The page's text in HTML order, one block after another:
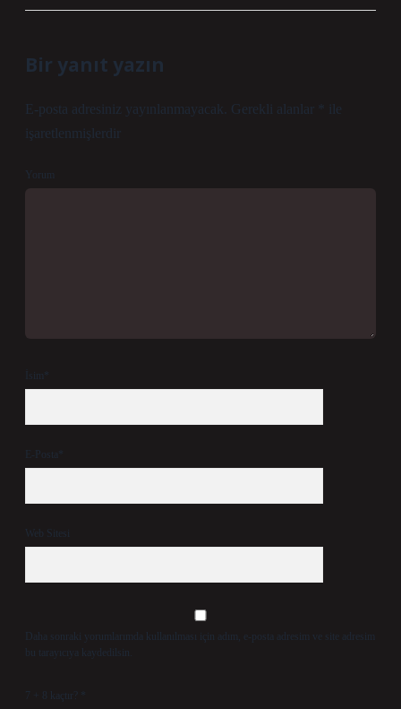
Bir yanıt yazın
E-posta adresiniz yayınlanmayacak. Gerekli alanlar
ile
işaretlenmişlerdir
Yorum
İsim*
E-Posta*
Web Sitesi
Daha sonraki yorumlarımda kullanılması için adım, e-posta adresim ve site adresim
bu tarayıcıya kaydedilsin.
7 + 8 kaçtır? *